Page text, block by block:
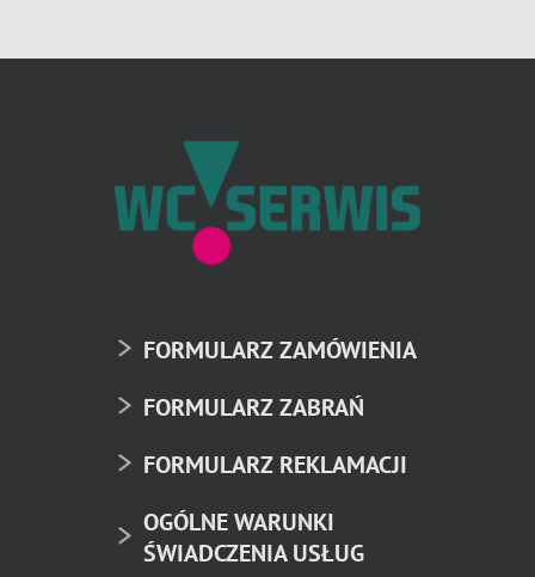
FORMULARZ ZAMÓWIENIA
FORMULARZ ZABRAŃ
FORMULARZ REKLAMACJI
OGÓLNE WARUNKI
ŚWIADCZENIA USŁUG